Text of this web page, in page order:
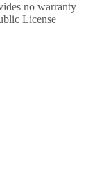
no warranty
License